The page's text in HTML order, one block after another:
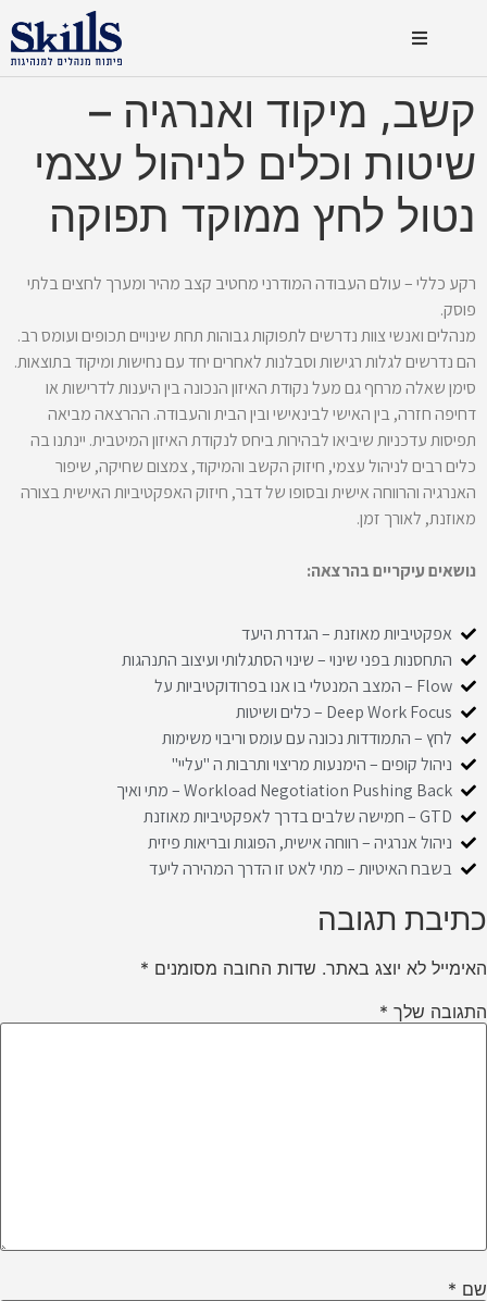
קשב, מיקוד ואנרגיה –
שיטות וכלים לניהול עצמי
נטול לחץ ממוקד תפוקה
רקע כללי – עולם העבודה המודרני מחטיב קצב מהיר ומערך לחצים בלתי
פוסק.
מנהלים ואנשי צוות נדרשים לתפוקות גבוהות תחת שינויים תכופים ועומס רב.
הם נדרשים לגלות רגישות וסבלנות לאחרים יחד עם נחישות ומיקוד בתוצאות.
סימן שאלה מרחף גם מעל נקודת האיזון הנכונה בין היענות לדרישות או
דחיפה חזרה, בין האישי לבינאישי ובין הבית והעבודה. ההרצאה מביאה
תפיסות עדכניות שיביאו לבהירות ביחס לנקודת האיזון המיטבית. יינתנו בה
כלים רבים לניהול עצמי, חיזוק הקשב והמיקוד, צמצום שחיקה, שיפור
האנרגיה והרווחה אישית ובסופו של דבר, חיזוק האפקטיביות האישית בצורה
מאוזנת, לאורך זמן.
נושאים עיקריים בהרצאה:
אפקטיביות מאוזנת – הגדרת היעד
התחסנות בפני שינוי – שינוי הסתגלותי ועיצוב התנהגות
Flow – המצב המנטלי בו אנו בפרודוקטיביות על
Deep Work Focus – כלים ושיטות
לחץ – התמודדות נכונה עם עומס וריבוי משימות
ניהול קופים – הימנעות מריצוי ותרבות ה "עליי"
Workload Negotiation Pushing Back – מתי ואיך
GTD – חמישה שלבים בדרך לאפקטיביות מאוזנת
ניהול אנרגיה – רווחה אישית, הפוגות ובריאות פיזית
בשבח האיטיות – מתי לאט זו הדרך המהירה ליעד
כתיבת תגובה
האימייל לא יוצג באתר. שדות החובה מסומנים *
התגובה שלך *
שם *